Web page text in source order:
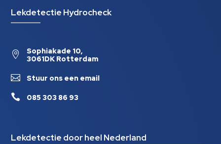
Lekdetectie Hydrocheck

Sophiakade 10,
3061DK Rotterdam
 Stuur ons een email
 085 303 86 93
Lekdetectie door heel Nederland